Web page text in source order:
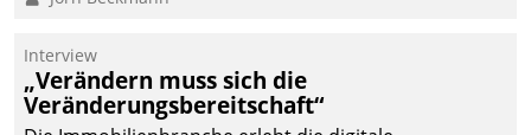
Verantwortung folgen Verpflichtungen.
Interview
„Verändern muss sich die
Veränderungsbereitschaft“